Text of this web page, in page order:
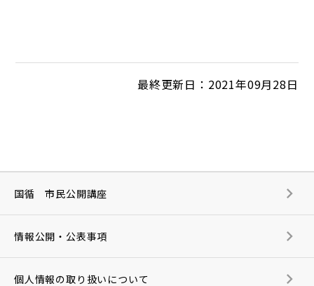
最終更新日：2021年09月28日
国循 市民公開講座
情報公開・公表事項
個人情報の取り扱いについて